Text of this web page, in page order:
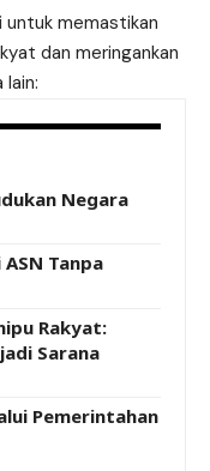
untuk memastikan
dan meringankan
Negara
Tanpa
Rakyat:
Sarana
Pemerintahan